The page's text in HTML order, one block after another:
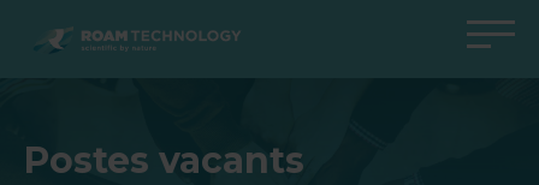
ROAM
Agro Solutions
Livestock Solutions
Industrial Applications
Medical Support
Postes vacants